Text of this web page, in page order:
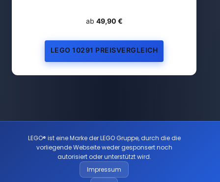
ab 49,90 €
LEGO 10291 PREISVERGLEICH
LEGO® ist eine Marke der LEGO Gruppe, durch die die
vorliegende Webseite weder gesponsert noch
autorisiert oder unterstützt wird.
Impressum